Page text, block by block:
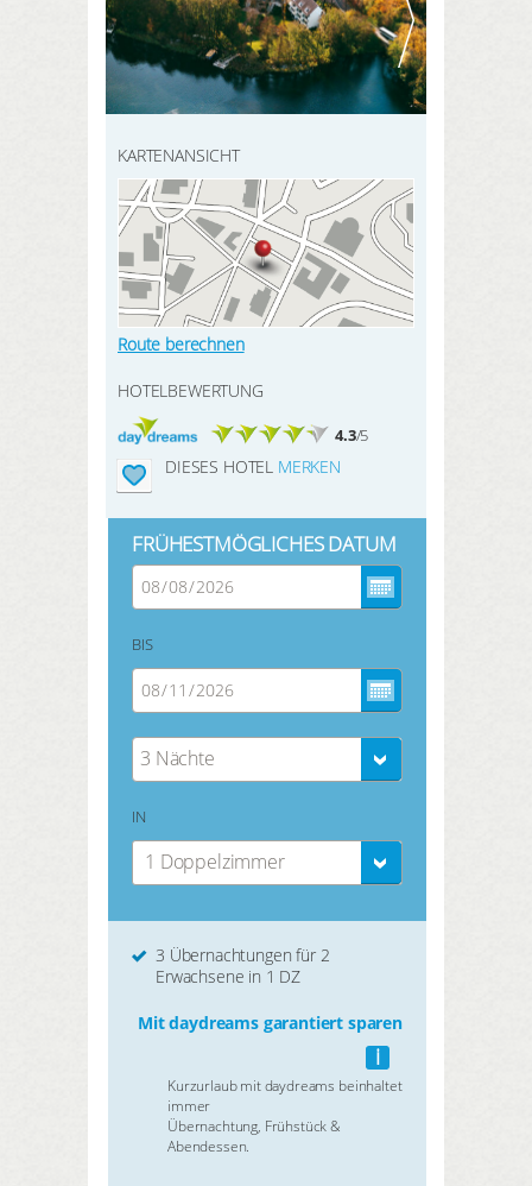
HIER REGISTRIEREN
Meine Buchungen
Meine Produkte
ANMELDEN
SUCHEN
KARTENANSICHT
Route berechnen
HOTELBEWERTUNG
4.3/5
DIESES HOTEL MERKEN
FRÜHESTMÖGLICHES DATUM
BIS
3 Nächte
IN
1 Doppelzimmer
3 Übernachtungen für 2
Erwachsene in 1 DZ
Mit daydreams garantiert sparen
i
Kurzurlaub mit daydreams beinhaltet
immer
Übernachtung, Frühstück &
Abendessen.